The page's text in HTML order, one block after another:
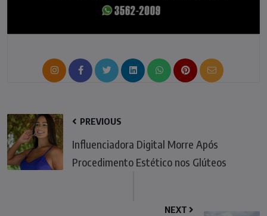
PREVIOUS
Influenciadora Digital Morre Após
Procedimento Estético nos Glúteos
NEXT